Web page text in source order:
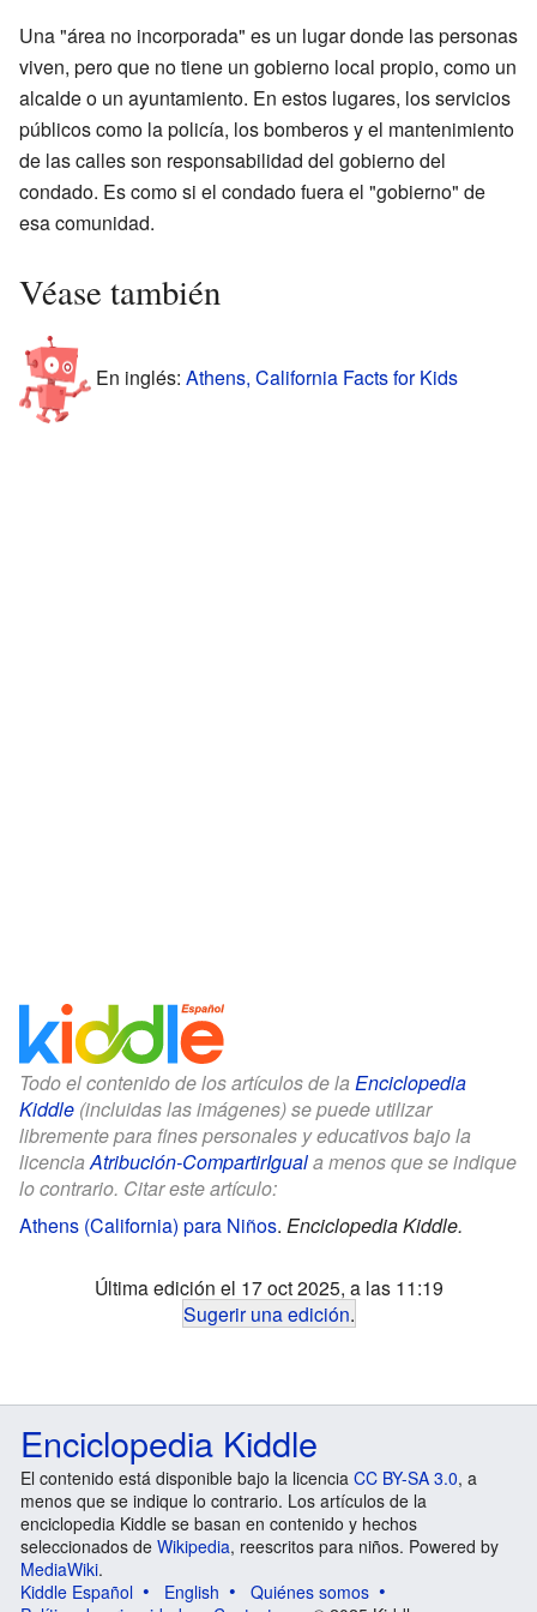
Una "área no incorporada" es un lugar donde las personas
viven, pero que no tiene un gobierno local propio, como un
alcalde o un ayuntamiento. En estos lugares, los servicios
públicos como la policía, los bomberos y el mantenimiento
de las calles son responsabilidad del gobierno del
condado. Es como si el condado fuera el "gobierno" de
esa comunidad.
Véase también
En inglés: Athens, California Facts for Kids
Todo el contenido de los artículos de la Enciclopedia
Kiddle (incluidas las imágenes) se puede utilizar
libremente para fines personales y educativos bajo la
licenciaAtribución-CompartirIguala menos que se indique
lo contrario. Citar este artículo:
Athens (California) para Niños. Enciclopedia Kiddle.
Última edición el 17 oct 2025, a las 11:19
Sugerir una edición.
Enciclopedia Kiddle
El contenido está disponible bajo la licencia CC BY-SA 3.0, a
menos que se indique lo contrario. Los artículos de la
enciclopedia Kiddle se basan en contenido y hechos
seleccionados de Wikipedia, reescritos para niños. Powered by
MediaWiki.
Kiddle Español
English
Quiénes somos